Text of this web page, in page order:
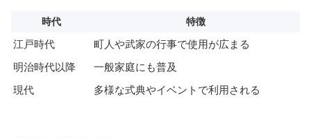
時代 特徴
江戸時代
町人や武家の行事で使用が広まる
明治時代以降
一般家庭にも普及
現代
多様な式典やイベントで利用される